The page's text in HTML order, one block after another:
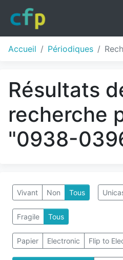
Accueil Périodiques
Résultats
recherche
"0938-
Vivant Non Tous
Fragile Tous
Papier Electronic Flip to